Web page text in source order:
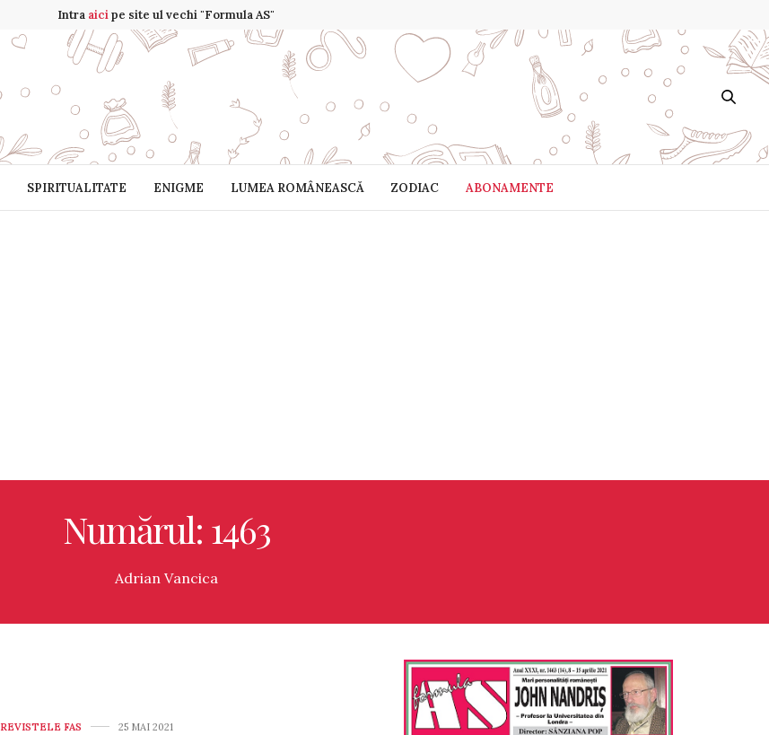
Intra aicipe site ul vechi "Formula AS"
SPIRITUALITATE ENIGME LUMEA ROMÂNEASCĂ ZODIAC ABONAMENTE
Numărul: 1463
Adrian Vancica
REVISTELE FAS 25 MAI 2021